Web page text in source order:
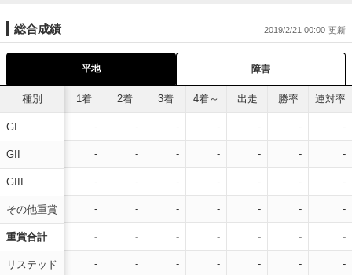
総合成績 2019/2/21 00:00
平地 障害
種別
GI
GII
GIII
その他重賞
重賞合計
リステッド
1着 2着 3着 4着～ 出走 勝率 連対率
- - - - - - -
- - - - - - -
- - - - - - -
- - - - - - -
- - - - - - -
- - - - - - -